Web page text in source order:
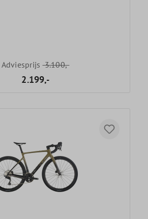
Adviesprijs3.100,-
2.199,-